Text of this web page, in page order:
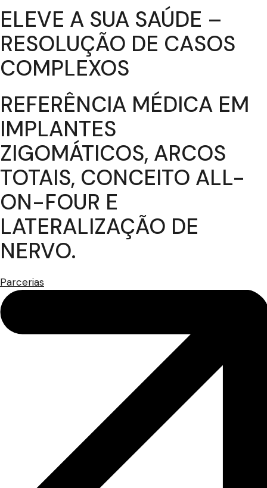
ELEVE A SUA SAÚDE –
RESOLUÇÃO DE CASOS
COMPLEXOS
REFERÊNCIA MÉDICA EM
IMPLANTES
ZIGOMÁTICOS, ARCOS
TOTAIS, CONCEITO ALL-
ON-FOUR E
LATERALIZAÇÃO DE
NERVO.
Parcerias